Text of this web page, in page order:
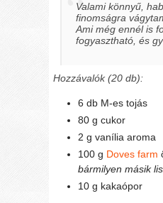
Valami könnyű,
finomságra
Ami még ennél is
fogyasztható, és
Hozzávalók (20 db):
6 db M-es tojás
80 g cukor
2 g vanília aroma
100 g Doves farm
bármilyen másik
10 g kakaópor